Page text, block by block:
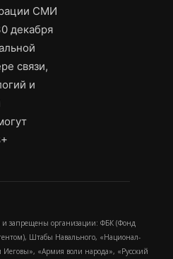
СМИ
декабря
связи,
и
и запрещены организации: ФБК (Фонд
Штабы Навального, «Национал-
Иеговы», «Армия воли народа», «Русский